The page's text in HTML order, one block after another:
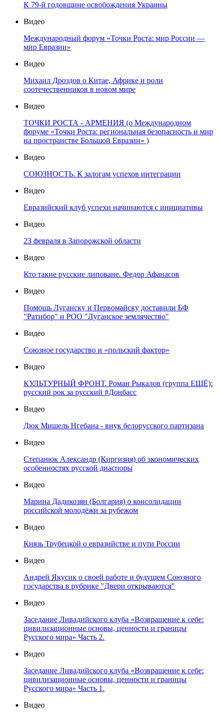
К 79-й годовщине освобождения Украины
Видео
Международный форум «Точки Роста: мир России —
мир Евразии»
Видео
Михаил Дроздов о Китае, Африке и роли
соотечественников в новом мире
Видео
ТОЧКИ РОСТА - АРМЕНИЯ (о Международном
форуме «Точки Роста: региональная безопасность и мир
на пространстве Большой Евразии» )
Видео
СОЮЗНОСТЬ. К залогам успехов интеграции
Видео
Евразийский клуб успехи начинаются с инициативы
Видео
23 февраля в Запорожской области
Видео
Кто такие русские липоване. Федор Афанасов
Видео
Помощь Луганску и Первомайску доставили БФ
"Ратибор" и РОО "Луганское землячество"
Видео
Союзное государство и «польский фактор»
Видео
КУЛЬТУРНЫЙ ФРОНТ. Роман Рыкалов (группа ЕЩЁ):
русский рок за русский #Донбасс
Видео
Дюк Мишель Нгебана - внук белорусского партизана
Видео
Степанюк Александр (Киргизия) об экономических
особенностях русской диаспоры
Видео
Марина Дадикозян (Болгария) о консолидации
российской молодёжи за рубежом
Видео
Князь Трубецкой о евразийстве и пути России
Видео
Андрей Якусик о своей работе и будущем Союзного
государства в рубрике "Двери открываются"
Видео
Заседание Ливадийского клуба «Возвращение к себе:
цивилизационные основы, ценности и границы
Русского мира» Часть 2.
Видео
Заседание Ливадийского клуба «Возвращение к себе:
цивилизационные основы, ценности и границы
Русского мира» Часть 1.
Видео